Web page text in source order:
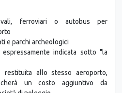
ferroviari o autobus per
e parchi archeologici
indicata sotto "la
restituita allo stesso aeroporto,
un costo aggiuntivo da
di noleggio.